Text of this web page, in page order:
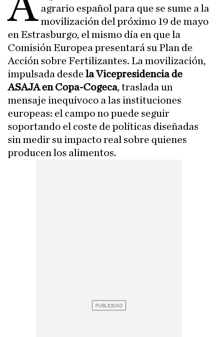
agrario español para que se sume a la
movilización del próximo 19 de mayo
en Estrasburgo, el mismo día en que la
Comisión Europea presentará su Plan de
Acción sobre Fertilizantes. La movilización,
impulsada desde la Vicepresidencia de
ASAJA en Copa-Cogeca, traslada un
mensaje inequívoco a las instituciones
europeas: el campo no puede seguir
soportando el coste de políticas diseñadas
sin medir su impacto real sobre quienes
producen los alimentos.